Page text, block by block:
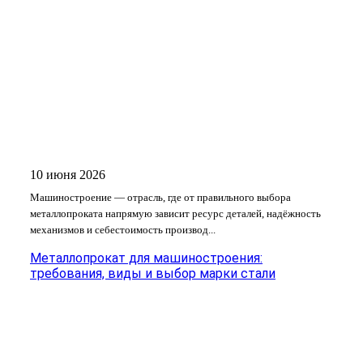
10 июня 2026
Машиностроение — отрасль, где от правильного выбора
металлопроката напрямую зависит ресурс деталей, надёжность
механизмов и себестоимость производ...
Металлопрокат для машиностроения:
требования, виды и выбор марки стали